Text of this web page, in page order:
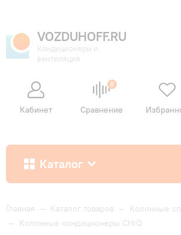
VOZDUHOFF.RU
Кондиционеры и
вентиляция
Кабинет
0
Сравнение
Каталог
Как купить
Главная — Каталог товаров — Колонные
— Колонные кондиционеры CHiQ